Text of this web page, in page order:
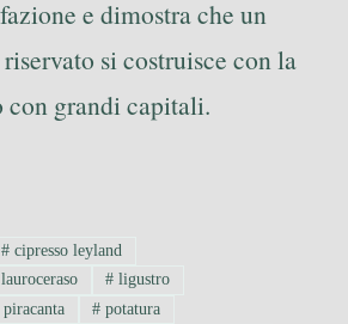
e dimostra che un
si costruisce con la
con grandi capitali.
#cipresso leyland
# ligustro
# potatura